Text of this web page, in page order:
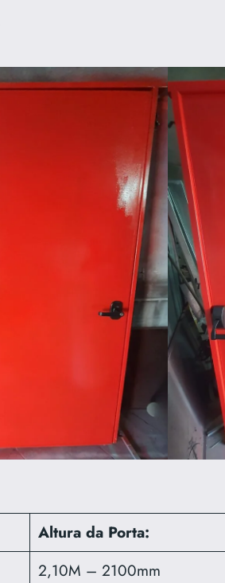
Altura da Porta:
2,10M – 2100mm